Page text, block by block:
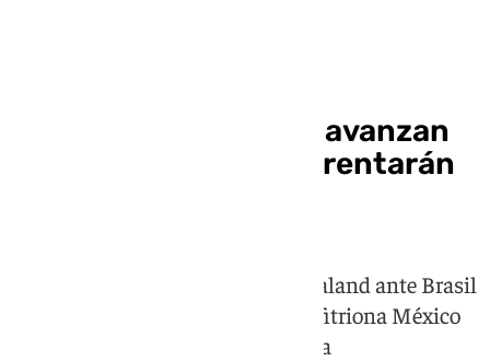
Noruega e Inglaterra avanzan
en el Mundial y se enfrentarán
Una actuación memorable de Haaland ante Brasil
y una sólida Inglaterra ante la anfitriona México
les dan el pase a la siguiente ronda